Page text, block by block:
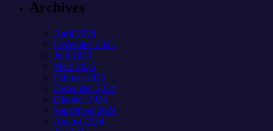
Archives
April 2026
Dezember 2025
Juni 2025
März 2025
Februar 2025
Dezember 2024
Oktober 2024
September 2024
August 2024